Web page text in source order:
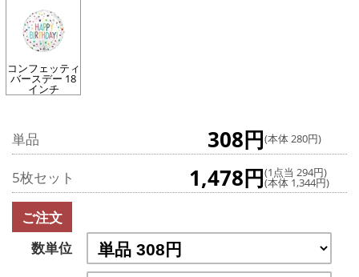
コンフェッティ
バースデー 18
インチ
単品 308円(本体 280円)
5枚セット 1,478円(1点当 294円)
(本体 1,344円)
ご注文
数単位